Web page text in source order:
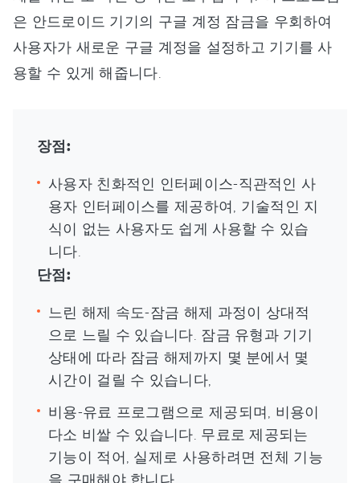
은 안드로이드 기기의 구글 계정 잠금을 우회하여
사용자가 새로운 구글 계정을 설정하고 기기를 사
용할 수 있게 해줍니다.
장점:
사용자 친화적인 인터페이스-직관적인 사
용자 인터페이스를 제공하여, 기술적인 지
식이 없는 사용자도 쉽게 사용할 수 있습
니다.
단점:
느린 해제 속도-잠금 해제 과정이 상대적
으로 느릴 수 있습니다. 잠금 유형과 기기
상태에 따라 잠금 해제까지 몇 분에서 몇
시간이 걸릴 수 있습니다,
비용-유료 프로그램으로 제공되며, 비용이
다소 비쌀 수 있습니다. 무료로 제공되는
기능이 적어, 실제로 사용하려면 전체 기능
을 구매해야 합니다.